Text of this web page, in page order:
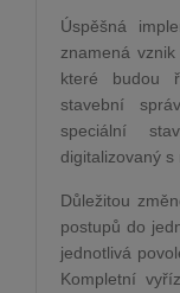
Úspěšná
znamená
které budou
stavební
speciální
digitalizovaný s
Důležitou
postupů do
jednotlivá
Kompletní